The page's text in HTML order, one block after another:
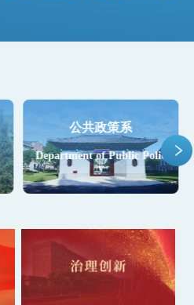
公共政策系
Department of Public Polic
y